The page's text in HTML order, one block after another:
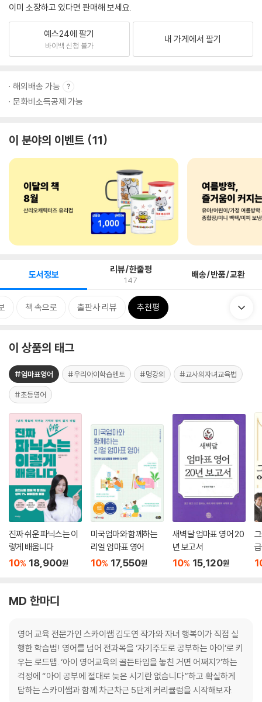
이미 소장하고 있다면 판매해 보세요.
예스24에 팔기
바이백 신청 불가
내 가게에서 팔기
해외배송 가능
문화비소득공제 가능
이 분야의 이벤트 11
도서정보 리뷰/한줄평
147 배송/반품/교환
책 속으로 출판사 리뷰 추천평
이 상품의 태그
#엄마표영어 #우리아이학습멘토 #명강의 #교사의자녀교육법
#초등영어
진짜 쉬운 파닉스는 이
렇게 배웁니다
10% 18,900원
미국엄마와 함께하는
리얼 엄마표 영어
10% 17,550원
새벽달 엄마표 영어 20
년 보고서
10% 15,120원
MD 한마디
영어 교육 전문가인 스카이쌤 김도연 작가와 자녀 행복이가 직접 실
행한 학습법! 영어를 넘어 전과목을 ‘자기주도로 공부하는 아이’로 키
우는 로드맵. ‘아이 영어교육의 골든타임을 놓친 거면 어쩌지?’하는
걱정에 “아이 공부에 절대로 늦은 시기란 없습니다”하고 확실하게
답하는 스카이쌤과 함께 차근차근 5단계 커리큘럼을 시작해보자.